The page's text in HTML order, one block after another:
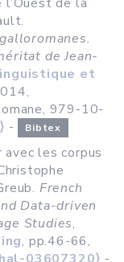
de Jean-
et
979-10-
- Bibtex
avec les corpus
French
Data-driven
Studies,
, pp.46-66,